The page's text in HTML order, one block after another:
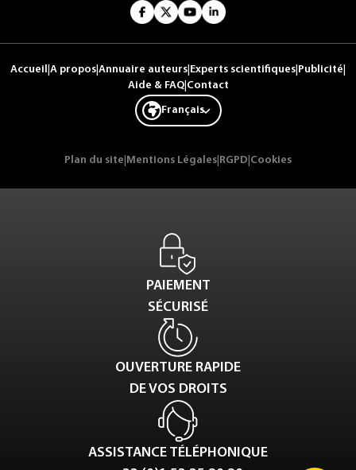
Accueil A propos Annuaire auteurs Experts scientifiques Publicité
Aide & FAQ| Contact
Français
Plan du site Mentions Légales RGPD Cookies
PAIEMENT
SÉCURISÉ
OUVERTURE RAPIDE
DE VOS DROITS
ASSISTANCE TÉLÉPHONIQUE